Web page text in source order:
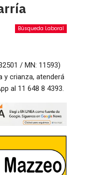
Búsqueda Laboral
/ MN: 11593)
y crianza, atenderá
al 11 648 8 4393.